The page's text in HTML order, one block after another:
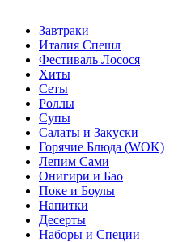
Завтраки
Италия Спешл
Фестиваль Лосося
Хиты
Сеты
Роллы
Супы
Салаты и Закуски
Горячие Блюда (WOK)
Лепим Сами
Онигири и Бао
Поке и Боулы
Напитки
Десерты
Наборы и Специи